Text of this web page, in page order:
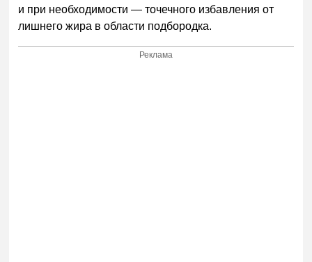
и при необходимости — точечного избавления от
лишнего жира в области подбородка.
Реклама